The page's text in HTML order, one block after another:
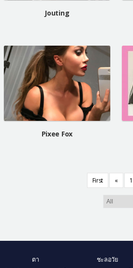
Jouting
Pixee Fox
First « 1
ตา ชะลอวัย